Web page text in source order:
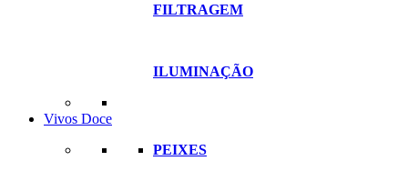
FILTRAGEM
ILUMINAÇÃO
Vivos Doce
PEIXES